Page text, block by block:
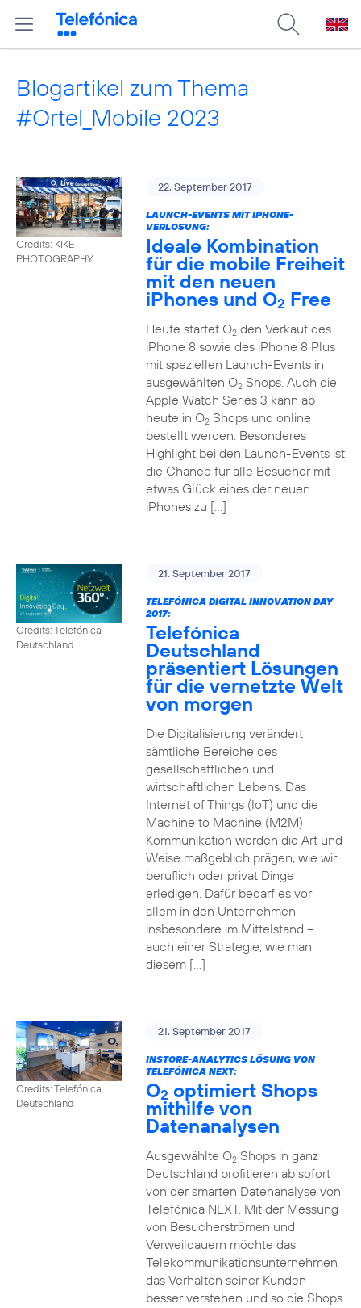
Blogartikel zum Thema
#Ortel_Mobile 2023
Credits: KIKE
PHOTOGRAPHY
22. September 2017
LAUNCH-EVENTS MIT IPHONE-
VERLOSUNG:
Ideale Kombination
für die mobile Freiheit
mit den neuen
iPhones und O2 Free
Heute startet O2den Verkauf des
iPhone 8 sowie des iPhone 8 Plus
mit speziellen Launch-Events in
ausgewählten O2Shops. Auch die
Apple Watch Series 3 kann ab
heute in O2Shops und online
bestellt werden. Besonderes
Highlight bei den Launch-Events ist
die Chance für alle Besucher mit
etwas Glück eines der neuen
iPhones zu […]
Credits: Telefónica
Deutschland
21. September 2017
TELEFÓNICA DIGITAL INNOVATION DAY
2017:
Telefónica
Deutschland
präsentiert Lösungen
für die vernetzte Welt
von morgen
Die Digitalisierung verändert
sämtliche Bereiche des
gesellschaftlichen und
wirtschaftlichen Lebens. Das
Internet of Things (IoT) und die
Machine to Machine (M2M)
Kommunikation werden die Art und
Weise maßgeblich prägen, wie wir
beruflich oder privat Dinge
erledigen. Dafür bedarf es vor
allem in den Unternehmen –
insbesondere im Mittelstand –
auch einer Strategie, wie man
diesem […]
Credits: Telefónica
Deutschland
21. September 2017
INSTORE-ANALYTICS LÖSUNG VON
TELEFÓNICA NEXT:
O2 optimiert Shops
mithilfe von
Datenanalysen
Ausgewählte O2Shops in ganz
Deutschland profitieren ab sofort
von der smarten Datenanalyse von
Telefónica NEXT. Mit der Messung
von Besucherströmen und
Verweildauern möchte das
Telekommunikationsunternehmen
das Verhalten seiner Kunden
besser verstehen und so die Shops